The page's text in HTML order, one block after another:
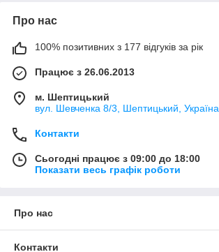
Про нас
100% позитивних з 177 відгуків за рік
Працює з 26.06.2013
м. Шептицький
вул. Шевченка 8/3, Шептицький, Україна
Контакти
Сьогодні працює з 09:00 до 18:00
Показати весь графік роботи
Про нас
Контакти